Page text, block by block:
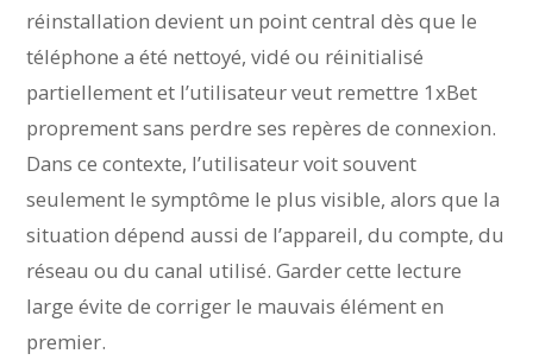
réinstallation devient un point central dès que le
téléphone a été nettoyé, vidé ou réinitialisé
partiellement et l’utilisateur veut remettre 1xBet
proprement sans perdre ses repères de connexion.
Dans ce contexte, l’utilisateur voit souvent
seulement le symptôme le plus visible, alors que la
situation dépend aussi de l’appareil, du compte, du
réseau ou du canal utilisé. Garder cette lecture
large évite de corriger le mauvais élément en
premier.